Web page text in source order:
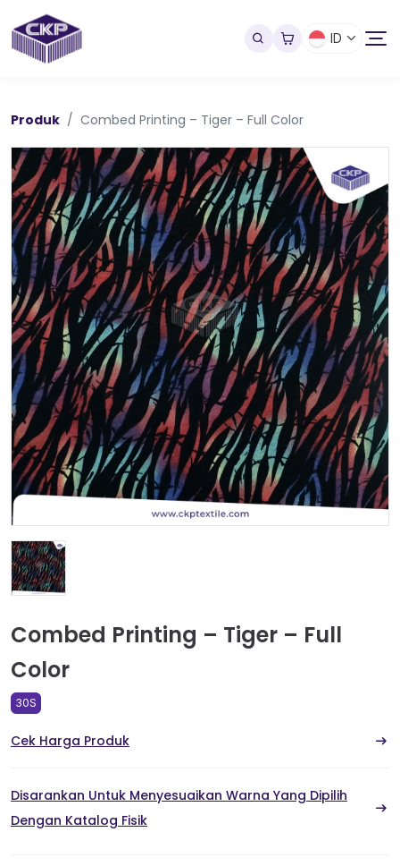
ID
Produk Combed Printing – Tiger – Full Color
Combed Printing – Tiger – Full
Color
30S
Cek Harga Produk
Disarankan Untuk Menyesuaikan Warna Yang Dipilih
Dengan Katalog Fisik